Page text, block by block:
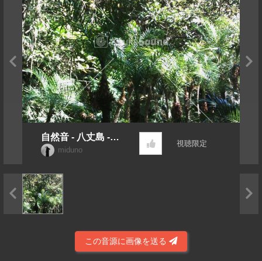
自然音 - 八丈島 -
渓谷01miduno
視聴限定
この音源に画像を送る